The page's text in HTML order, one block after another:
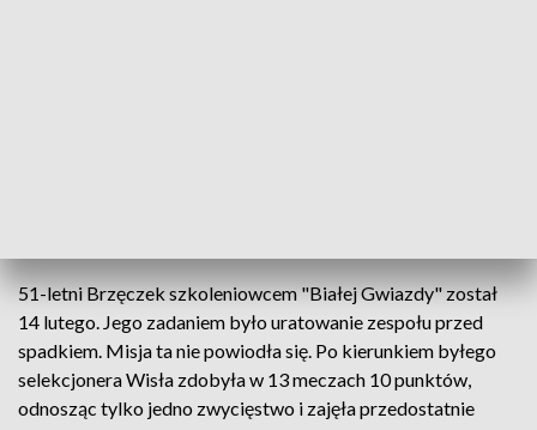
51-letni Brzęczek szkoleniowcem "Białej Gwiazdy" został
14 lutego. Jego zadaniem było uratowanie zespołu przed
spadkiem. Misja ta nie powiodła się. Po kierunkiem byłego
selekcjonera Wisła zdobyła w 13 meczach 10 punktów,
odnosząc tylko jedno zwycięstwo i zajęła przedostatnie